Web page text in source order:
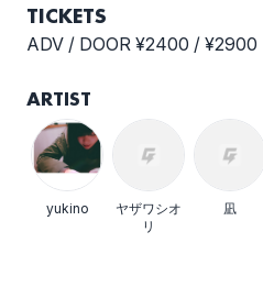
TICKETS
ADV / DOOR ¥2400 / ¥2900
ARTIST
yukino
ヤザワシオ
リ
凪